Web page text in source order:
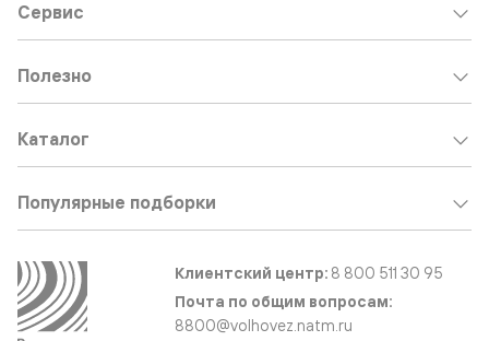
Сервис
Полезно
Каталог
Популярные подборки
Клиентский центр: 8 800 511 30 95
Почта по общим вопросам:
8800@volhovez.natm.ru